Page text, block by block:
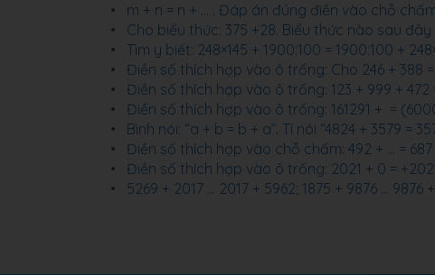
m + n = n + ... . Đáp án đúng điền vào chỗ
Cho biểu thức: 375 +28. Biểu thức nào sau
Tìm y biết: 248×145 + 1900:100 = 1900:100 +
Điền số thích hợp vào ô trống: Cho 246 + 388 =
Điền số thích hợp vào ô trống: 123 + 999 + 472
Điền số thích hợp vào ô trống: 161291 + ​ =
Bình nói: “a + b = b + a”. Tí nói “4824 + 3579 =
Điền số thích hợp vào chỗ chấm: 492 + ... = 687
Điền số thích hợp vào ô trống: 2021 + 0 =
5269 + 2017 ... 2017 + 5962; 1875 + 9876 ...